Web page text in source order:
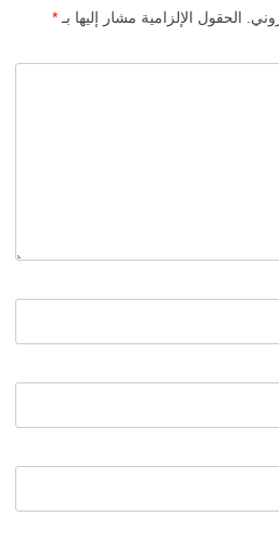
الحقول الإلزامية مشار إليها بـ *